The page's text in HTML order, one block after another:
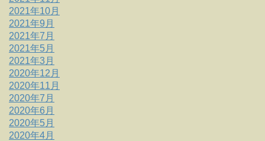
2021年10月
2021年9月
2021年7月
2021年5月
2021年3月
2020年12月
2020年11月
2020年7月
2020年6月
2020年5月
2020年4月